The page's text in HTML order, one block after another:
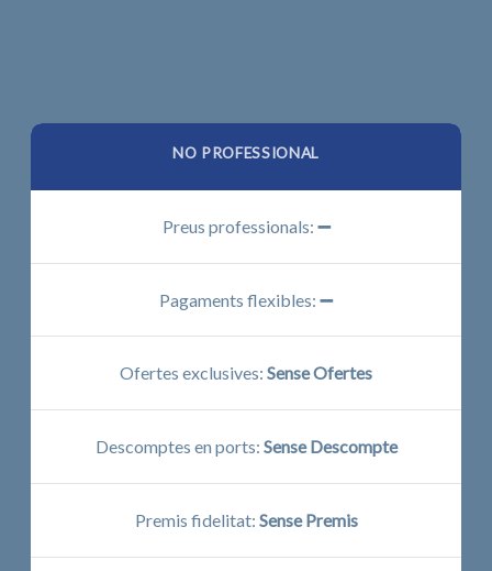
NO PROFESSIONAL
Preus professionals: ➖
Pagaments flexibles: ➖
Ofertes exclusives: Sense Ofertes
Descomptes en ports: Sense Descompte
Premis fidelitat: Sense Premis